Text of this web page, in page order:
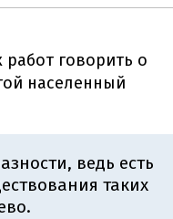
говорить о
населенный
ведь есть
таких